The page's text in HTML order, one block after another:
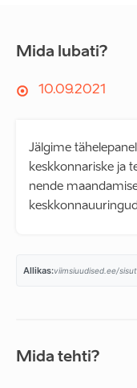
Mida lubati?
10.09.2021
Jälgime
keskkonnariske ja
nende
Allikas:
Mida tehti?